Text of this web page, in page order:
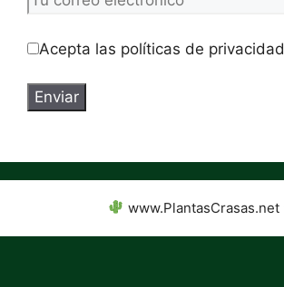
Acepta las políticas de privacidad
www.PlantasCrasas.net